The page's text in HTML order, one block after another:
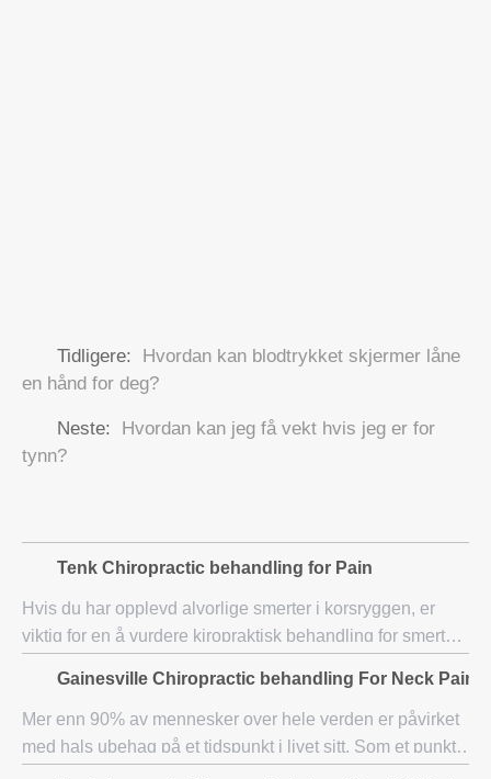
Tidligere:
Hvordan kan blodtrykket skjermer låne
en hånd for deg?
Neste:
Hvordan kan jeg få vekt hvis jeg er for
tynn?
Tenk Chiropractic behandling for Pain
Hvis du har opplevd alvorlige smerter i korsryggen, er
viktig for en å vurdere kiropraktisk behandling for smerter.
fordi den bærer det meste av kro
Gainesville Chiropractic behandling For Neck Pain
Mer enn 90% av mennesker over hele verden er påvirket
med hals ubehag på et tidspunkt i livet sitt. Som et punkt